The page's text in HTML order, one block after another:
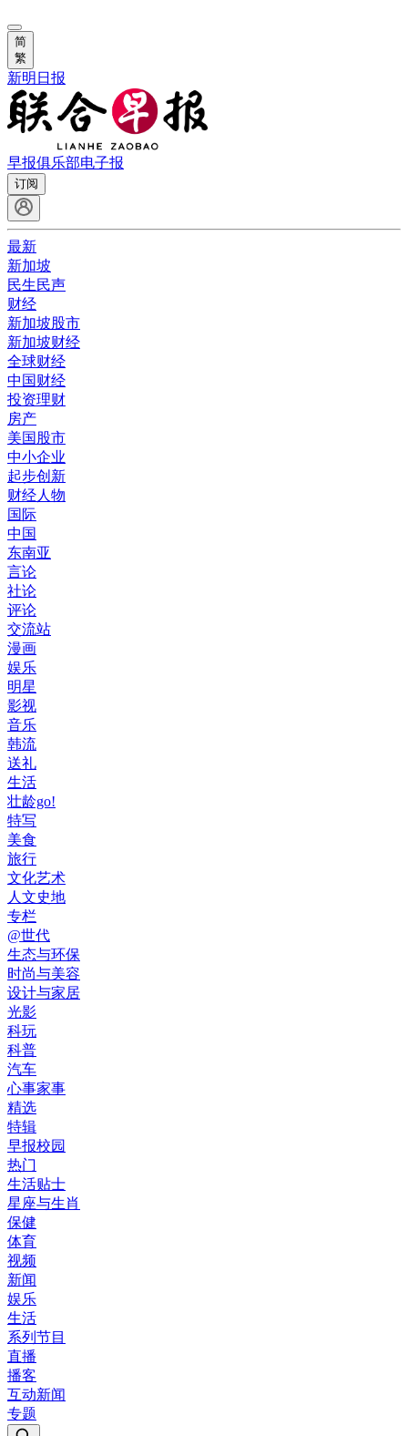
简
繁
新明日报
早报俱乐部电子报
订阅
最新
新加坡
民生民声
财经
新加坡股市
新加坡财经
全球财经
中国财经
投资理财
房产
美国股市
中小企业
起步创新
财经人物
国际
中国
东南亚
言论
社论
评论
交流站
漫画
娱乐
明星
影视
音乐
韩流
送礼
生活
壮龄go!
特写
美食
旅行
文化艺术
人文史地
专栏
@世代
生态与环保
时尚与美容
设计与家居
光影
科玩
科普
汽车
心事家事
精选
特辑
早报校园
热门
生活贴士
星座与生肖
保健
体育
视频
新闻
娱乐
生活
系列节目
直播
播客
互动新闻
专题